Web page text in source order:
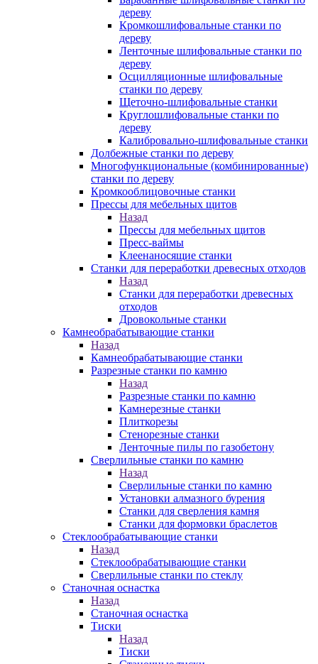
дереву
Кромкошлифовальные станки по
дереву
Ленточные шлифовальные станки по
дереву
Осцилляционные шлифовальные
станки по дереву
Щеточно-шлифовальные станки
Круглошлифовальные станки по
дереву
Калибровально-шлифовальные станки
Долбежные станки по дереву
Многофункциональные (комбинированные)
станки по дереву
Кромкооблицовочные станки
Прессы для мебельных щитов
Назад
Прессы для мебельных щитов
Пресс-ваймы
Клеенаносящие станки
Станки для переработки древесных отходов
Назад
Станки для переработки древесных
отходов
Дровокольные станки
Камнеобрабатывающие станки
Назад
Камнеобрабатывающие станки
Разрезные станки по камню
Назад
Разрезные станки по камню
Камнерезные станки
Плиткорезы
Стенорезные станки
Ленточные пилы по газобетону
Сверлильные станки по камню
Назад
Сверлильные станки по камню
Установки алмазного бурения
Станки для сверления камня
Станки для формовки браслетов
Стеклообрабатывающие станки
Назад
Стеклообрабатывающие станки
Сверлильные станки по стеклу
Станочная оснастка
Назад
Станочная оснастка
Тиски
Назад
Тиски